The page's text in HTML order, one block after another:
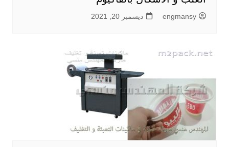
engmansy ديسمبر 20, 2021